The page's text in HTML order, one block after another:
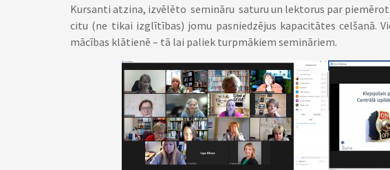
Kursanti atzina, izvēlēto semināru saturu un lektorus par
citu (ne tikai izglītības) jomu pasniedzējus kapacitātes celšanā.
mācības klātienē – tā lai paliek turpmākiem semināriem.